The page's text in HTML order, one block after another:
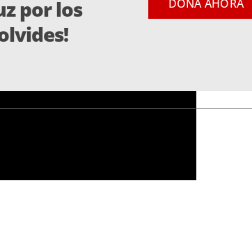
por los
DONA AHORA